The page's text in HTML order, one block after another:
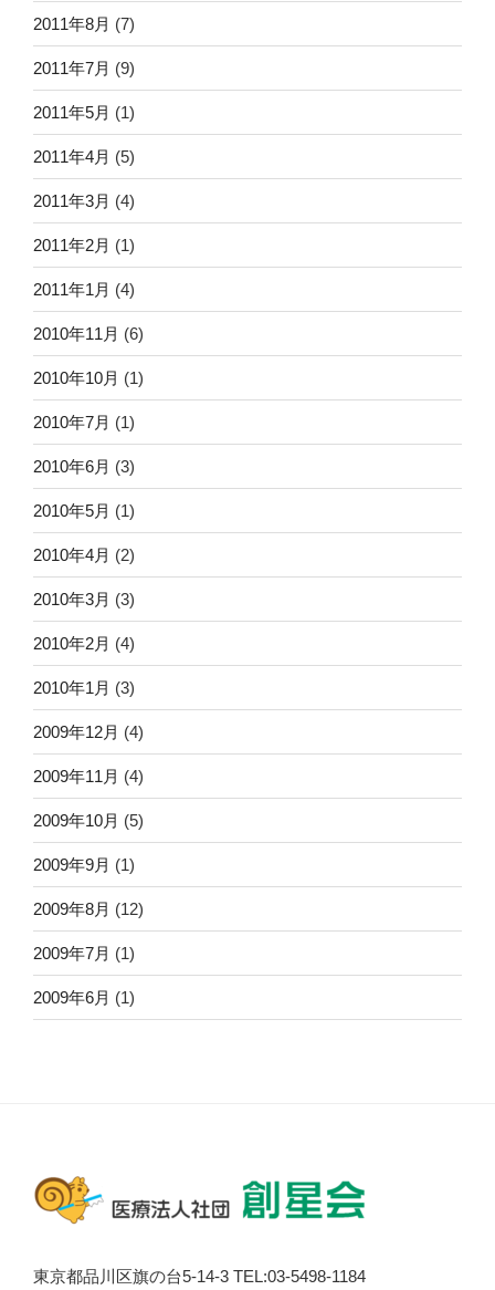
2011年8月 (7)
2011年7月 (9)
2011年5月 (1)
2011年4月 (5)
2011年3月 (4)
2011年2月 (1)
2011年1月 (4)
2010年11月 (6)
2010年10月 (1)
2010年7月 (1)
2010年6月 (3)
2010年5月 (1)
2010年4月 (2)
2010年3月 (3)
2010年2月 (4)
2010年1月 (3)
2009年12月 (4)
2009年11月 (4)
2009年10月 (5)
2009年9月 (1)
2009年8月 (12)
2009年7月 (1)
2009年6月 (1)
東京都品川区旗の台5-14-3 TEL:03-5498-1184